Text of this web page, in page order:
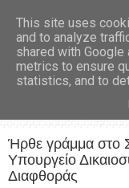
Ήρθε γράμμα στο
Υπουργείο
Διαφθοράς
This site uses
and to analyze
shared with
metrics to ensure
statistics, and to